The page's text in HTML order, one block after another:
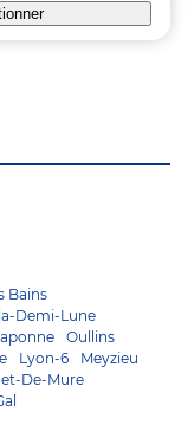
Bains
Demi-Lune
Oullins
Lyon-6
Meyzieu
De-Mure